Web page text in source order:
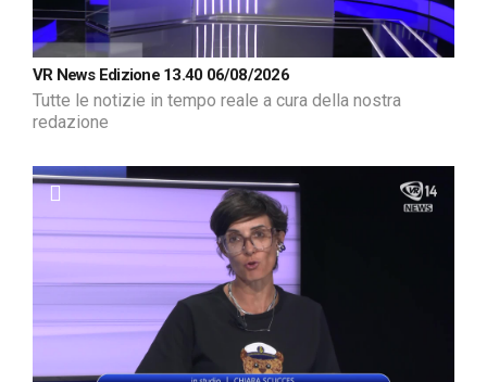
VR News Edizione 13.40 06/08/2026
Tutte le notizie in tempo reale a cura della nostra
redazione